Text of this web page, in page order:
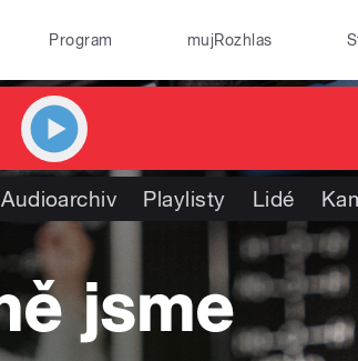
Program mujRozhlas
Audioarchiv Playlisty Lidé